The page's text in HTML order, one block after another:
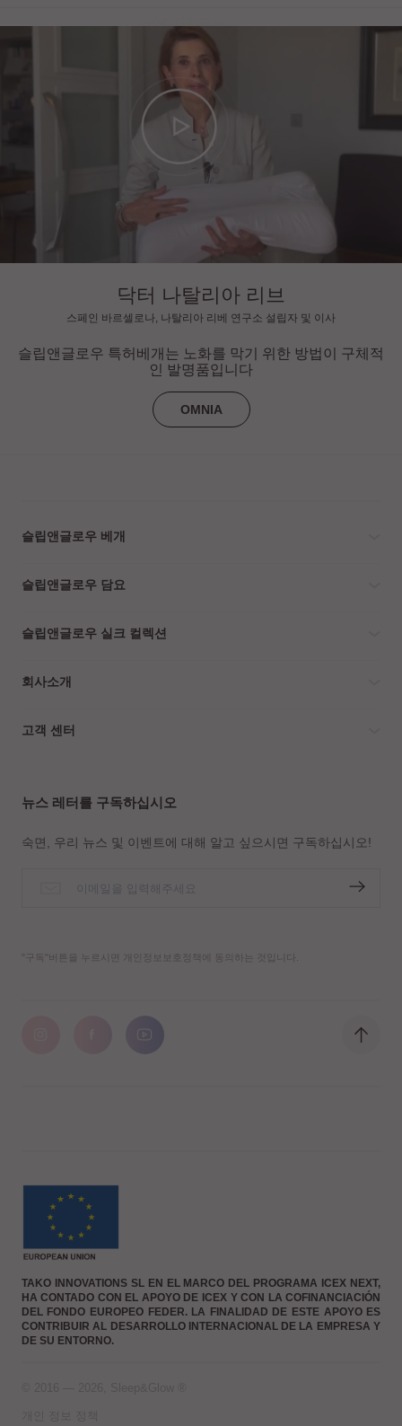
닥터 나탈리아 리브
스페인 바르셀로나, 나탈리아 리베 연구소 설립자 및 이사
슬립앤글로우 특허베개는 노화를 막기 위한 방법이 구체적
인 발명품입니다
OMNIA
슬립앤글로우 베개
슬립앤글로우 담요
슬립앤글로우 실크 컬렉션
회사소개
고객 센터
뉴스 레터를 구독하십시오
숙면, 우리 뉴스 및 이벤트에 대해 알고 싶으시면 구독하십시오!
"구독"버튼을 누르시면 개인정보보호정책에 동의하는 것입니다.
TAKO INNOVATIONS SL EN EL MARCO DEL PROGRAMA ICEX NEXT,
HA CONTADO CON EL APOYO DE ICEX Y CON LA COFINANCIACIÓN
DEL FONDO EUROPEO FEDER. LA FINALIDAD DE ESTE APOYO ES
CONTRIBUIR AL DESARROLLO INTERNACIONAL DE LA EMPRESA Y
DE SU ENTORNO.